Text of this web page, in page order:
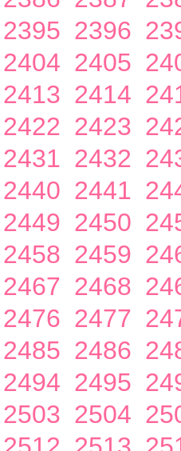
2395 2396
2404 2405
2413 2414
2422 2423
2431 2432
2440 2441
2449 2450
2458 2459
2467 2468
2476 2477
2485 2486
2494 2495
2503 2504